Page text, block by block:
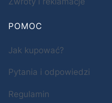
POMOC
Jak kupować?
Pytania i odpowiedzi
Regulamin